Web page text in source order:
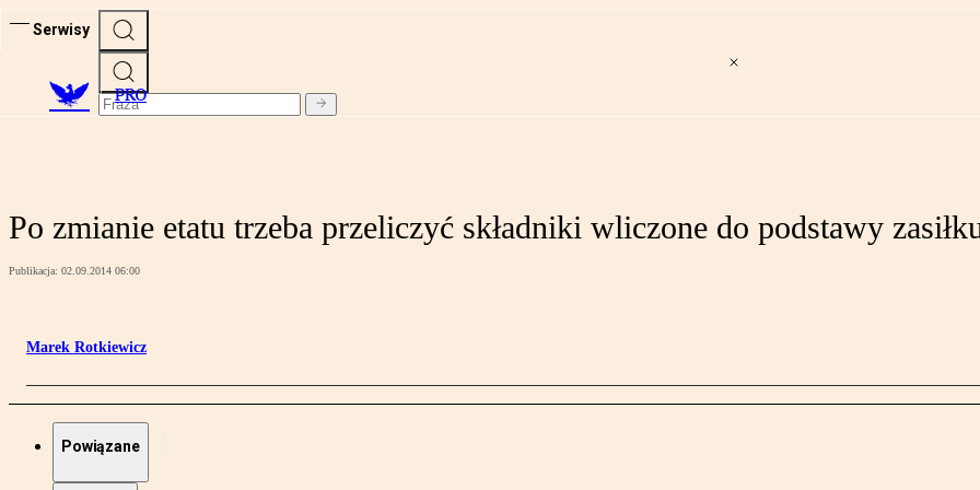
Serwisy
PRO
Po zmianie etatu trzeba przeliczyć składniki wliczone do podstawy
Publikacja: 02.09.2014 06:00
Marek Rotkiewicz
Powiązane